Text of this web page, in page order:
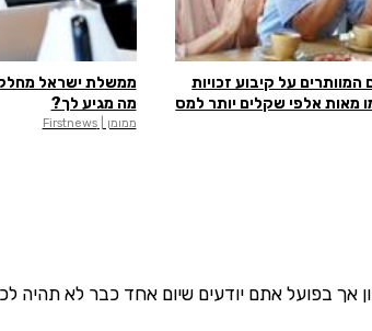
המוותרים על קיבוע זכויות
מאות אלפי שקלים יותר למס
מה מגיע לך?
ממומן | Firstnews
אך בפועל אתם יודעים שיום אחד כבר לא